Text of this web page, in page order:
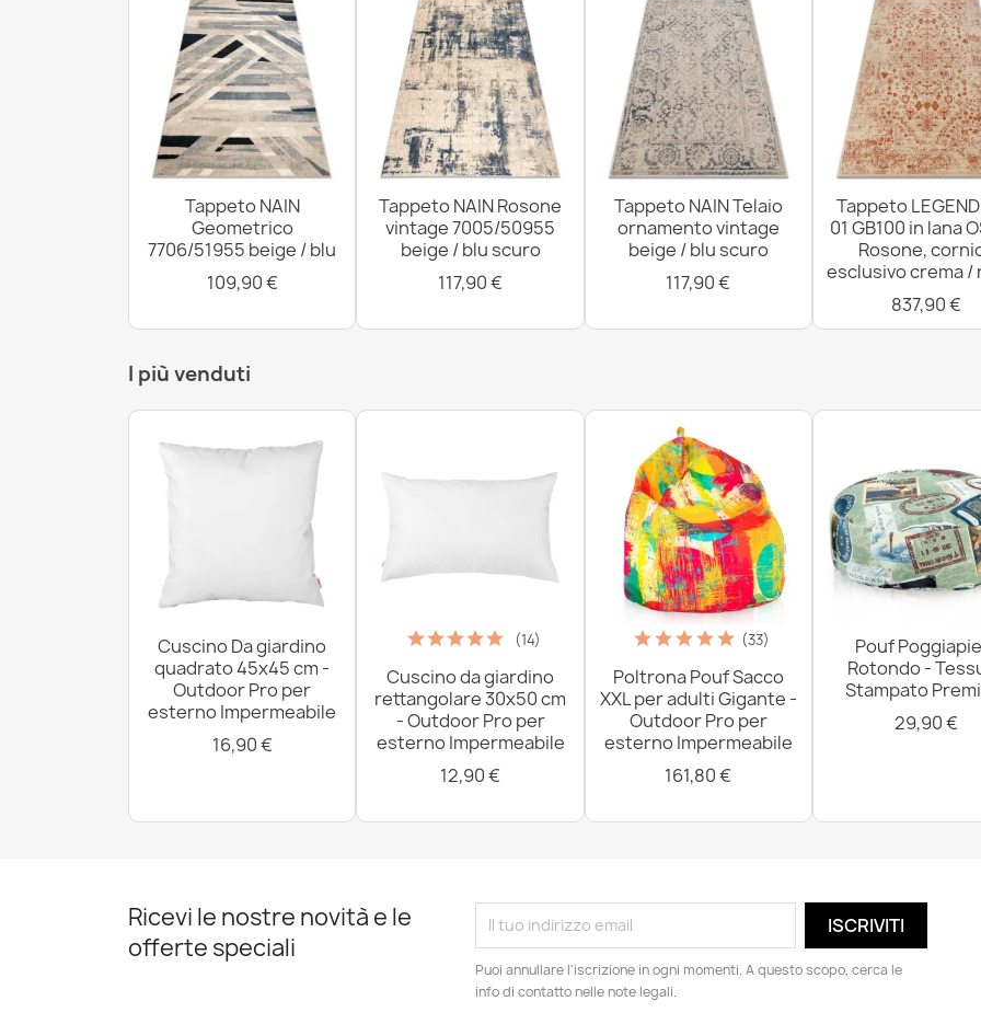
Tappeto NAIN
Geometrico
7706/51955 beige / blu
109,90 €
Tappeto NAIN Rosone
vintage 7005/50955
beige / blu scuro
117,90 €
Tappeto NAIN Telaio
ornamento vintage
beige / blu scuro
117,90 €
Tappeto
01 GB100 in lana
Rosone,
esclusivo crema /
837,90 €
I più venduti
Cuscino Da giardino
quadrato 45x45 cm -
Outdoor Pro per
esterno Impermeabile
16,90 €
(14)
Cuscino da giardino
rettangolare 30x50 cm
- Outdoor Pro per
esterno Impermeabile
12,90 €
(33)
Poltrona Pouf Sacco
XXL per adulti Gigante -
Outdoor Pro per
esterno Impermeabile
161,80 €
Pouf
Rotondo -
Stampato
29,90 €
Ricevi le nostre novità e le
offerte speciali
Puoi annullare l'iscrizione in ogni momenti. A questo scopo, cerca le
info di contatto nelle note legali.